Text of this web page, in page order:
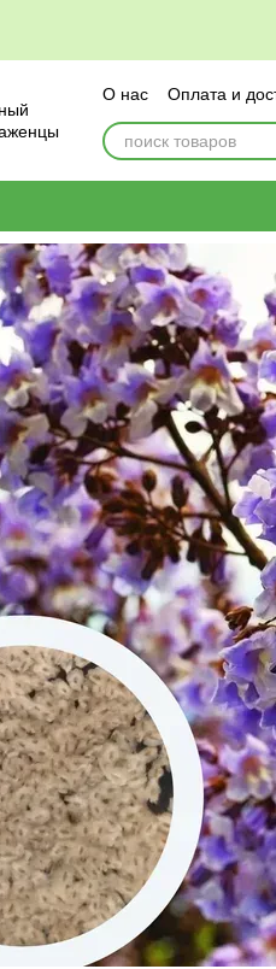
О нас Оплата и